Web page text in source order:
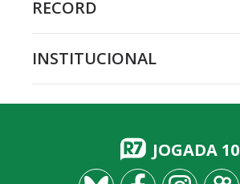
RECORD
INSTITUCIONAL
JOGADA 10